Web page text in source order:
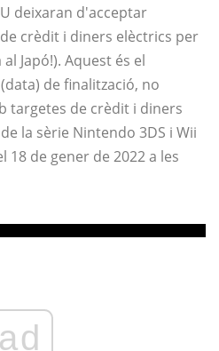
deixaran d'acceptar
crèdit i diners elèctrics per
Japó!). Aquest és el
de finalització, no
targetes de crèdit i diners
la sèrie Nintendo 3DS i Wii
18 de gener de 2022 a les
ad